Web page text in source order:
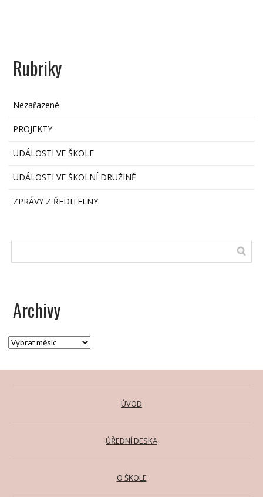
Rubriky
Nezařazené
PROJEKTY
UDÁLOSTI VE ŠKOLE
UDÁLOSTI VE ŠKOLNÍ DRUŽINĚ
ZPRÁVY Z ŘEDITELNY
Archivy
ÚVOD
ÚŘEDNÍ DESKA
O ŠKOLE